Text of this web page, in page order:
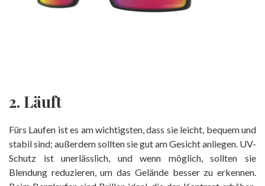
2. Läuft
Fürs Laufen ist es am wichtigsten, dass sie leicht, bequem und
stabil sind; außerdem sollten sie gut am Gesicht anliegen. UV-
Schutz ist unerlässlich, und wenn möglich, sollten sie
Blendung reduzieren, um das Gelände besser zu erkennen.